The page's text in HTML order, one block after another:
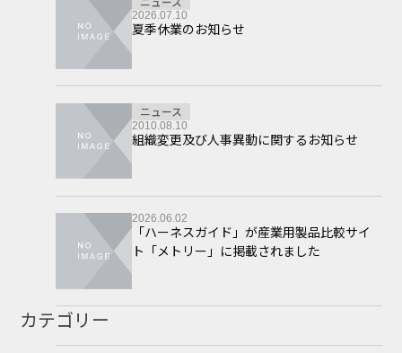
2026.07.10
夏季休業のお知らせ
ニュース
2010.08.10
組織変更及び人事異動に関するお知らせ
2026.06.02
「ハーネスガイド」が産業用製品比較サイ
ト「メトリー」に掲載されました
カテゴリー